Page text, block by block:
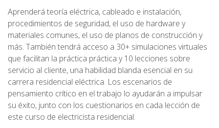
Aprenderá teoría eléctrica, cableado e instalación,
procedimientos de seguridad, el uso de hardware y
materiales comunes, el uso de planos de construcción y
más. También tendrá acceso a 30+ simulaciones virtuales
que facilitan la práctica práctica y 10 lecciones sobre
servicio al cliente, una habilidad blanda esencial en su
carrera residencial eléctrica. Los escenarios de
pensamiento crítico en el trabajo lo ayudarán a impulsar
su éxito, junto con los cuestionarios en cada lección de
este curso de electricista residencial.